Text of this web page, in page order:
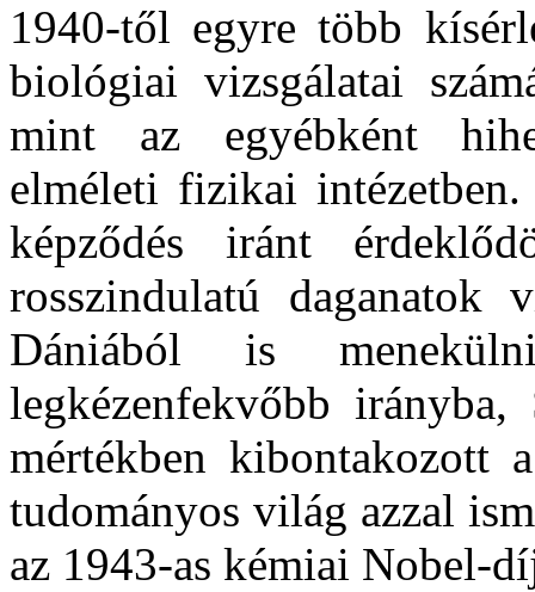
1940-től egyre több
biológiai vizsgálatai
mint az egyébként
elméleti fizikai
képződés iránt
rosszindulatú daganatok
Dániából is
legkézenfekvőbb
mértékben kibontakozott
tudományos világ azzal
az 1943-as kémiai Nobel-